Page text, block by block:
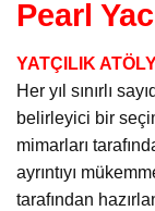
Pearl
YATÇILIK
Her yıl sınırlı
belirleyici bir
mimarları
ayrıntıyı
tarafından